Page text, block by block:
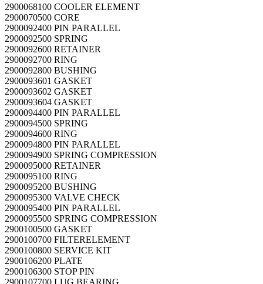
2900068100 COOLER ELEMENT
2900070500 CORE
2900092400 PIN PARALLEL
2900092500 SPRING
2900092600 RETAINER
2900092700 RING
2900092800 BUSHING
2900093601 GASKET
2900093602 GASKET
2900093604 GASKET
2900094400 PIN PARALLEL
2900094500 SPRING
2900094600 RING
2900094800 PIN PARALLEL
2900094900 SPRING COMPRESSION
2900095000 RETAINER
2900095100 RING
2900095200 BUSHING
2900095300 VALVE CHECK
2900095400 PIN PARALLEL
2900095500 SPRING COMPRESSION
2900100500 GASKET
2900100700 FILTERELEMENT
2900100800 SERVICE KIT
2900106200 PLATE
2900106300 STOP PIN